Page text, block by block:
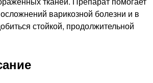
варикозной болезни и в
стойкой, продолжительной